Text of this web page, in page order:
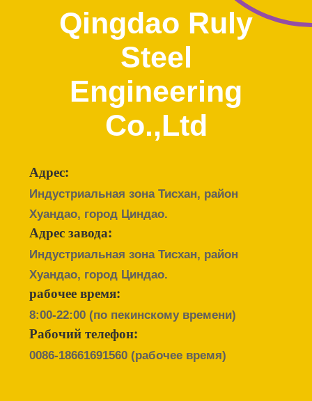
ПУТЕШЕСТВИЕ
ФАБРИКИ
КАЧЕСТВА
СВЯЖИТЕСЬ
МЫ
НОВОСТИ
РЕШЕНИЕ
НЕДОСТАТКА
Qingdao Ruly
Steel
Engineering
Co.,Ltd
Адрес:
Индустриальная зона Тисхан, район
Хуандао, город Циндао.
Адрес завода:
Индустриальная зона Тисхан, район
Хуандао, город Циндао.
рабочее время:
8:00-22:00 (по пекинскому времени)
Рабочий телефон:
0086-18661691560(рабочее время)